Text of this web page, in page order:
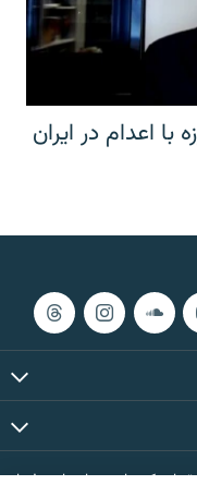
اعدام در ایران